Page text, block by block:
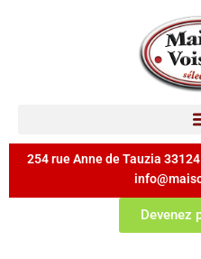
254 rue Anne de Tauzia
Devenez